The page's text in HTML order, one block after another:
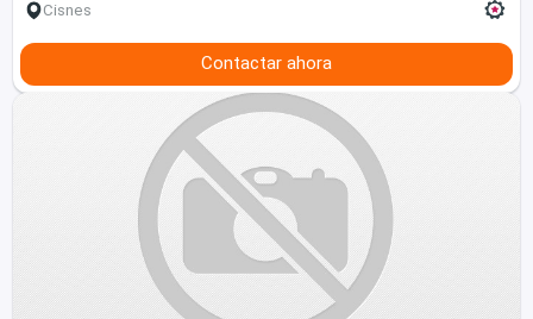
Cisnes
Contactar ahora